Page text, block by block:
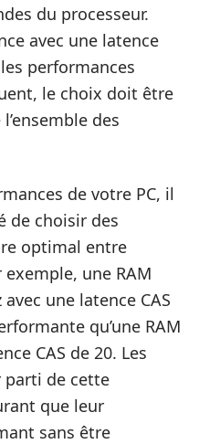
du processeur.
avec une latence
performances
le choix doit être
des
de votre PC, il
de choisir des
optimal entre
une RAM
une latence CAS
qu’une RAM
CAS de 20. Les
de cette
que leur
sans être